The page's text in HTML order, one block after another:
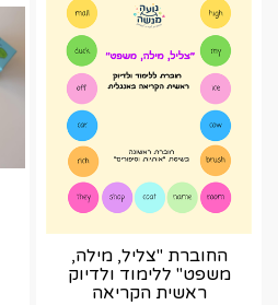
החוברת "צליל, מילה,
משפט" ללימוד ולדיוק
ראשית הקריאה